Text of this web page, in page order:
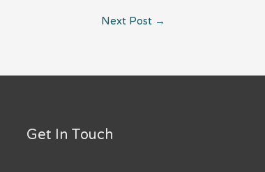
Next Post →
Get In Touch